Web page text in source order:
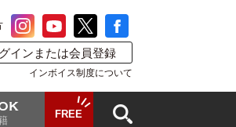
インまたは会員登録
インボイス制度について
FREE